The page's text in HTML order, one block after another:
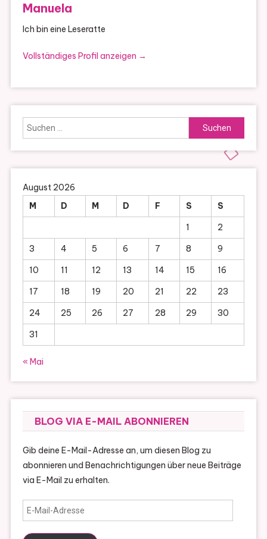
Manuela
Ich bin eine Leseratte
Vollständiges Profil anzeigen →
Suchen
nach:
August 2026
M
D M D F S
S
1
2
3
4 5 6 7 8
9
10
11 12 13 14 15
16
17
18 19 20 21 22
23
24
25 26 27 28 29
30
31
« Mai
BLOG VIA E-MAIL ABONNIEREN
Gib deine E-Mail-Adresse an, um diesen Blog zu
abonnieren und Benachrichtigungen über neue Beiträge
via E-Mail zu erhalten.
E-
Mail-
Adresse